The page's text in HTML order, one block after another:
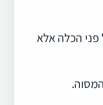
פני הכלה אלא